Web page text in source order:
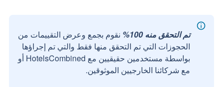
تم التحقق منه 100%
نقوم بجمع وعرض التقييمات من
الحجوزات التي تم التحقق منها فقط والتي تم إجراؤها
بواسطة مستخدمين حقيقيين مع HotelsCombined أو
مع شركائنا الخارجيين الموثوقين.